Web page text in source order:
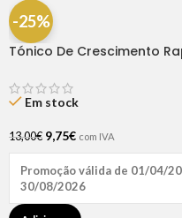
-25%
Tónico De Crescimento
Em stock
13,00€ 9,75€ com IVA
Promoção válida de 01/04/
30/08/2026